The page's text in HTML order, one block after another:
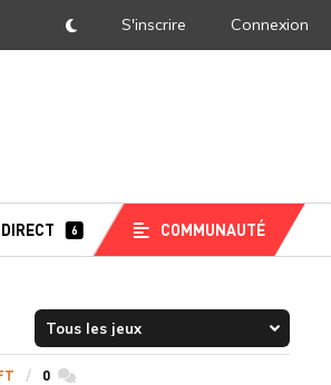
DarkMode
S'inscrire Connexion
DIRECT 6 COMMUNAUTÉ
0commentaires